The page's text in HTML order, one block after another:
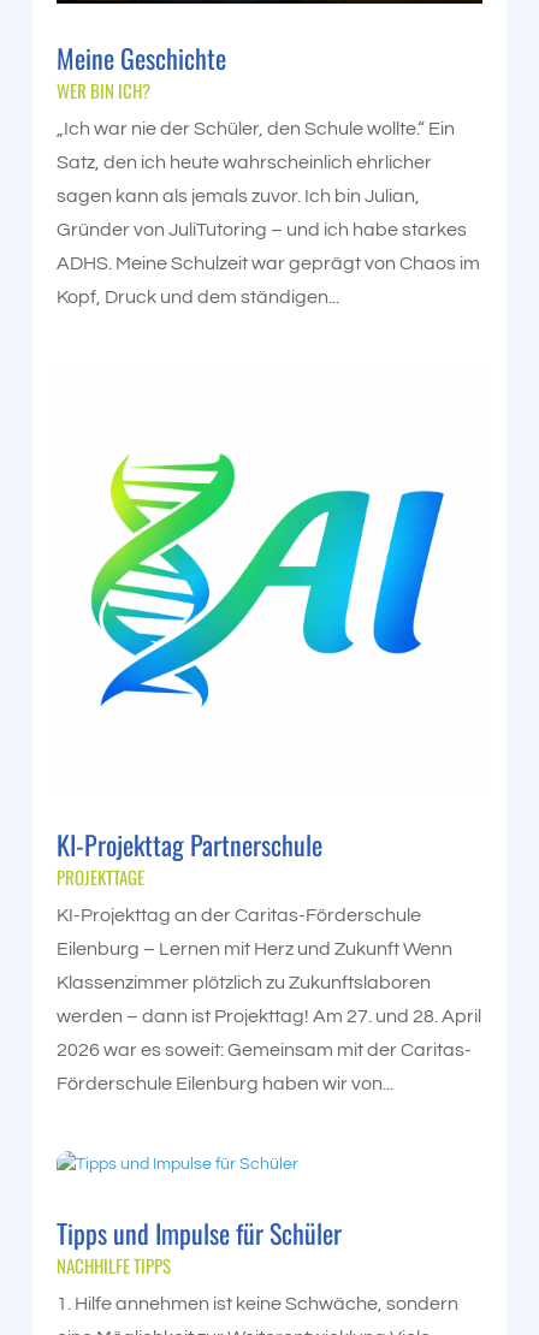
Meine Geschichte
WER BIN ICH?
„Ich war nie der Schüler, den Schule wollte.“ Ein
Satz, den ich heute wahrscheinlich ehrlicher
sagen kann als jemals zuvor. Ich bin Julian,
Gründer von JuliTutoring – und ich habe starkes
ADHS. Meine Schulzeit war geprägt von Chaos im
Kopf, Druck und dem ständigen...
KI-Projekttag Partnerschule
PROJEKTTAGE
KI-Projekttag an der Caritas-Förderschule
Eilenburg – Lernen mit Herz und Zukunft Wenn
Klassenzimmer plötzlich zu Zukunftslaboren
werden – dann ist Projekttag! Am 27. und 28. April
2026 war es soweit: Gemeinsam mit der Caritas-
Förderschule Eilenburg haben wir von...
Tipps und Impulse für Schüler
NACHHILFE TIPPS
1. Hilfe annehmen ist keine Schwäche, sondern